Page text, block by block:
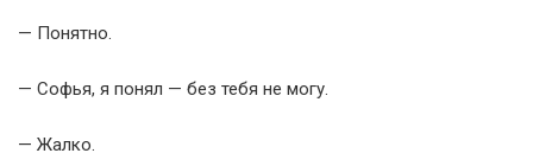
— Понятно.
— Софья, я понял — без тебя не могу.
— Жалко.